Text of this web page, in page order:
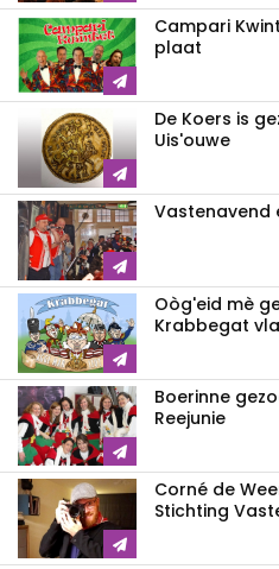
Campari
plaat
De Koers is
Uis'ouwe
Vastenavend
Oòg'eid mè
Krabbegat
Boerinne
Reejunie
Corné de
Stichting